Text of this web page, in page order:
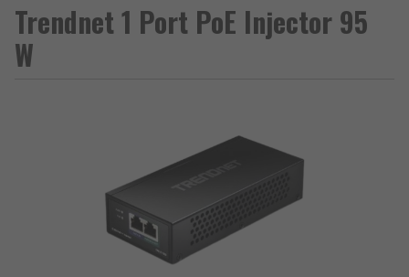
Trendnet 1 Port PoE Injector 95
W